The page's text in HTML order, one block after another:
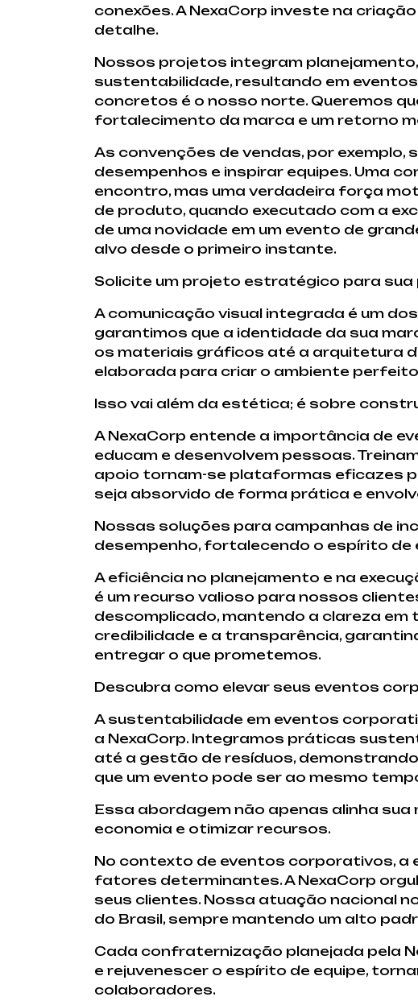
conexões. A NexaCorp investe na
detalhe.
Nossos projetos integram
sustentabilidade, resultando em
concretos é o nosso norte. Queremos
fortalecimento da marca e um retorno
As convenções de vendas, por
desempenhos e inspirar equipes. Uma
encontro, mas uma verdadeira força
de produto, quando executado com a
de uma novidade em um evento de
alvo desde o primeiro instante.
Solicite um projeto estratégico para sua
A comunicação visual integrada é um
garantimos que a identidade da sua
os materiais gráficos até a arquitetura
elaborada para criar o ambiente
Isso vai além da estética; é sobre
A NexaCorp entende a importância de
educam e desenvolvem pessoas.
apoio tornam-se plataformas eficazes
seja absorvido de forma prática e
Nossas soluções para campanhas de
desempenho, fortalecendo o espírito de
A eficiência no planejamento e na
é um recurso valioso para nossos
descomplicado, mantendo a clareza
credibilidade e a transparência,
entregar o que prometemos.
Descubra como elevar seus eventos
A sustentabilidade em eventos
a NexaCorp. Integramos práticas
até a gestão de resíduos,
que um evento pode ser ao mesmo
Essa abordagem não apenas alinha
economia e otimizar recursos.
No contexto de eventos corporativos, a
fatores determinantes. A NexaCorp
seus clientes. Nossa atuação nacional
do Brasil, sempre mantendo um alto
Cada confraternização planejada pela
e rejuvenescer o espírito de equipe,
colaboradores.